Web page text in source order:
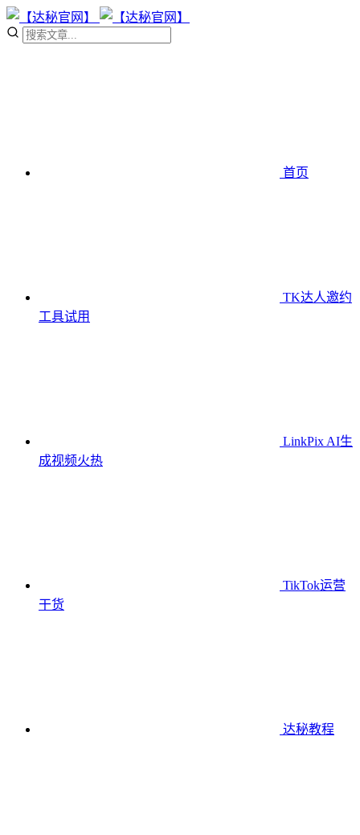
首页
TK达人邀约
工具试用
LinkPix AI生
成视频火热
TikTok运营
干货
达秘教程